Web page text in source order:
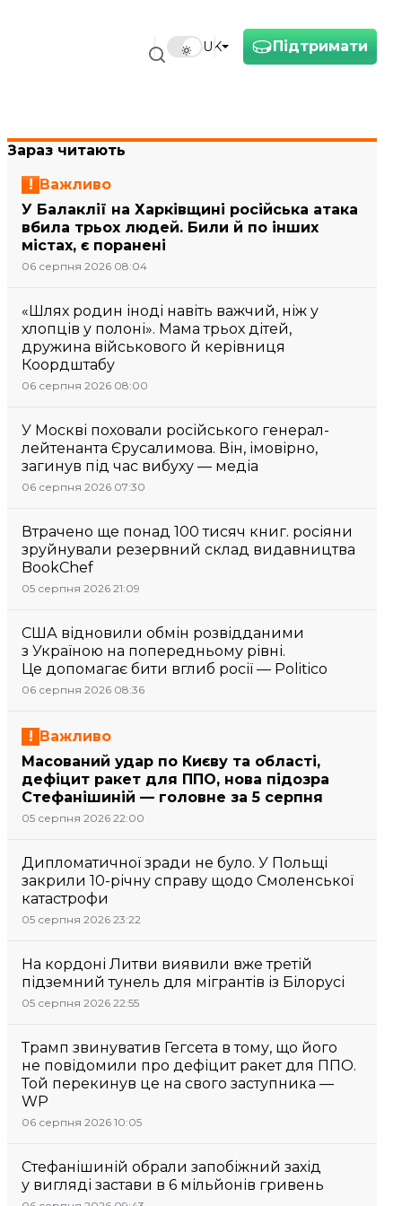
Підтримати
UK
Зараз читають
Важливо
У Балаклії на Харківщині російська атака
вбила трьох людей. Били й по інших
містах, є поранені
06 серпня 2026 08:04
«Шлях родин іноді навіть важчий, ніж у
хлопців у полоні». Мама трьох дітей,
дружина військового й керівниця
Коордштабу
06 серпня 2026 08:00
У Москві поховали російського генерал-
лейтенанта Єрусалимова. Він, імовірно,
загинув під час вибуху — медіа
06 серпня 2026 07:30
Втрачено ще понад 100 тисяч книг. росіяни
зруйнували резервний склад видавництва
BookChef
05 серпня 2026 21:09
США відновили обмін розвідданими
з Україною на попередньому рівні.
Це допомагає бити вглиб росії — Politico
06 серпня 2026 08:36
Важливо
Масований удар по Києву та області,
дефіцит ракет для ППО, нова підозра
Стефанішиній — головне за 5 серпня
05 серпня 2026 22:00
Дипломатичної зради не було. У Польщі
закрили 10-річну справу щодо Смоленської
катастрофи
05 серпня 2026 23:22
На кордоні Литви виявили вже третій
підземний тунель для мігрантів із Білорусі
05 серпня 2026 22:55
Трамп звинуватив Гегсета в тому, що його
не повідомили про дефіцит ракет для ППО.
Той перекинув це на свого заступника —
WP
06 серпня 2026 10:05
Стефанішиній обрали запобіжний захід
у вигляді застави в 6 мільйонів гривень